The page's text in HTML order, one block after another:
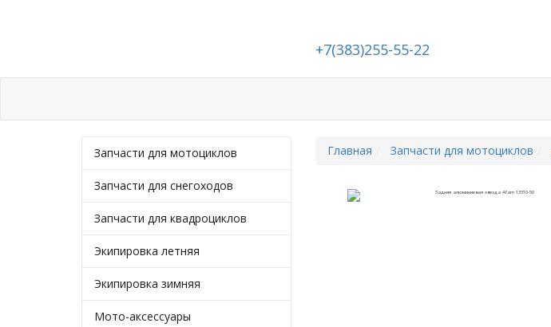
+7(383)255-55-22
Запчасти для мотоциклов
Запчасти для снегоходов
Запчасти для квадроциклов
Экипировка летняя
Экипировка зимняя
Мото-аксессуары
Главная Запчасти для мотоциклов